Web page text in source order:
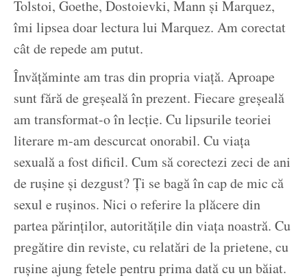
Tolstoi, Goethe, Dostoievki, Mann și Marquez,
îmi lipsea doar lectura lui Marquez. Am corectat
cât de repede am putut.
Învățăminte am tras din propria viață. Aproape
sunt fără de greșeală în prezent. Fiecare greșeală
am transformat-o în lecție. Cu lipsurile teoriei
literare m-am descurcat onorabil. Cu viața
sexuală a fost dificil. Cum să corectezi zeci de ani
de rușine și dezgust? Ți se bagă în cap de mic că
sexul e rușinos. Nici o referire la plăcere din
partea părinților, autoritățile din viața noastră. Cu
pregătire din reviste, cu relatări de la prietene, cu
rușine ajung fetele pentru prima dată cu un băiat.